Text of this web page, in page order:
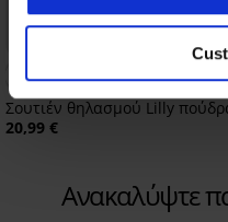
Σουτιέν θηλασμού Lilly
20,99 €
Ανακαλύψτε